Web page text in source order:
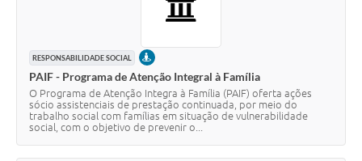
RESPONSABILIDADE SOCIAL PRESENCIAL
PAIF - Programa de Atenção Integral à Família
O Programa de Atenção Integra à Família (PAIF) oferta ações
sócio assistenciais de prestação continuada, por meio do
trabalho social com famílias em situação de vulnerabilidade
social, com o objetivo de prevenir o...